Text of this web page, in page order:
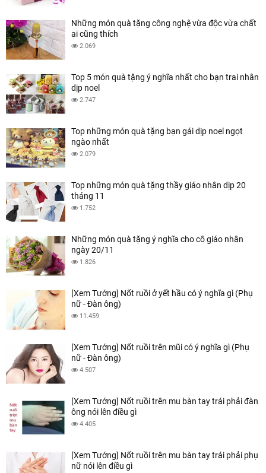
Những món quà tặng công nghệ vừa độc vừa chất
ai cũng thích
2.069
Top 5 món quà tặng ý nghĩa nhất cho bạn trai nhân
dịp noel
2.747
Top những món quà tặng bạn gái dịp noel ngọt
ngào nhất
2.079
Top những món quà tặng thầy giáo nhân dịp 20
tháng 11
1.752
Những món quà tặng ý nghĩa cho cô giáo nhân
ngày 20/11
1.826
[Xem Tướng] Nốt ruồi ở yết hầu có ý nghĩa gì (Phụ
nữ - Đàn ông)
11.459
[Xem Tướng] Nốt ruồi trên mũi có ý nghĩa gì (Phụ
nữ - Đàn ông)
4.507
[Xem Tướng] Nốt ruồi trên mu bàn tay trái phải đàn
ông nói lên điều gì
4.405
[Xem Tướng] Nốt ruồi trên mu bàn tay trái phải phụ
nữ nói lên điều gì